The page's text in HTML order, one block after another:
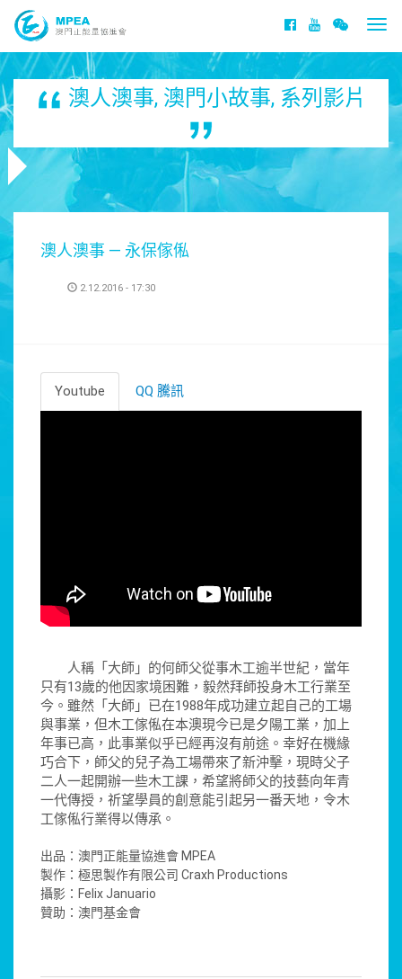
澳人澳事, 澳門小故事, 系列影片
澳人澳事 — 永保傢俬
2.12.2016 - 17:30
Youtube QQ 騰訊
人稱「大師」的何師父從事木工逾半世紀，當年
只有13歲的他因家境困難，毅然拜師投身木工行業至
今。雖然「大師」已在1988年成功建立起自己的工場
與事業，但木工傢俬在本澳現今已是夕陽工業，加上
年事已高，此事業似乎已經再沒有前途。幸好在機緣
巧合下，師父的兒子為工場帶來了新沖擊，現時父子
二人一起開辦一些木工課，希望將師父的技藝向年青
一代傳授，祈望學員的創意能引起另一番天地，令木
工傢俬行業得以傳承。
出品：澳門正能量協進會 MPEA
製作：極思製作有限公司 Craxh Productions
攝影：Felix Januario
贊助：澳門基金會